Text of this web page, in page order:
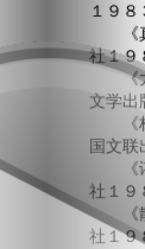
１９８
《真
社１９
《太
文学出
《杨
国文联
《谌
社１９
《散
社１９